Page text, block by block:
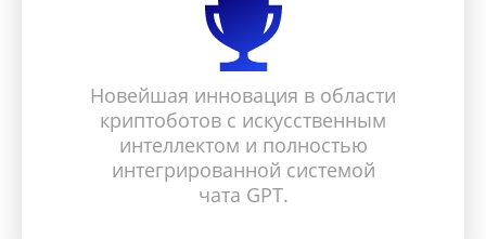
Новейшая инновация в области
криптоботов с искусственным
интеллектом и полностью
интегрированной системой
чата GPT.